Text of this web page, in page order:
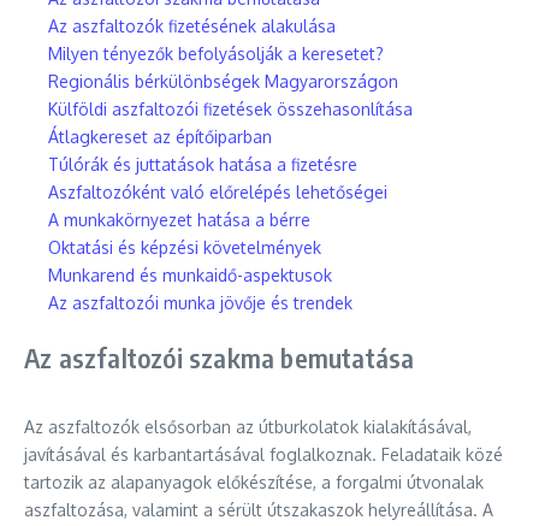
Az aszfaltozók fizetésének alakulása
Milyen tényezők befolyásolják a keresetet?
Regionális bérkülönbségek Magyarországon
Külföldi aszfaltozói fizetések összehasonlítása
Átlagkereset az építőiparban
Túlórák és juttatások hatása a fizetésre
Aszfaltozóként való előrelépés lehetőségei
A munkakörnyezet hatása a bérre
Oktatási és képzési követelmények
Munkarend és munkaidő-aspektusok
Az aszfaltozói munka jövője és trendek
Az aszfaltozói szakma bemutatása
Az aszfaltozók elsősorban az útburkolatok kialakításával,
javításával és karbantartásával foglalkoznak. Feladataik közé
tartozik az alapanyagok előkészítése, a forgalmi útvonalak
aszfaltozása, valamint a sérült útszakaszok helyreállítása. A